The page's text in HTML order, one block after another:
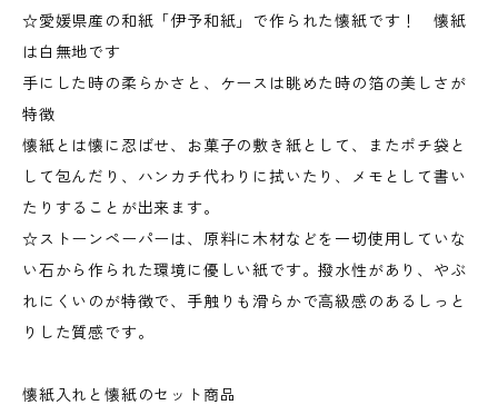
☆愛媛県産の和紙「伊予和紙」で作られた懐紙です！ 懐紙
は白無地です
手にした時の柔らかさと、ケースは眺めた時の箔の美しさが
特徴
懐紙とは懐に忍ばせ、お菓子の敷き紙として、またポチ袋と
して包んだり、ハンカチ代わりに拭いたり、メモとして書い
たりすることが出来ます。
☆ストーンペーパーは、原料に木材などを一切使用していな
い石から作られた環境に優しい紙です。撥水性があり、やぶ
れにくいのが特徴で、手触りも滑らかで高級感のあるしっと
りした質感です。
懐紙入れと懐紙のセット商品